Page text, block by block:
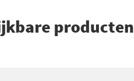
producten